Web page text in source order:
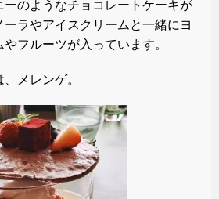
ーのようなチョコレートケーキが
ーラやアイスクリームと一緒にヨ
フルーツが入っています。
メレンゲ。